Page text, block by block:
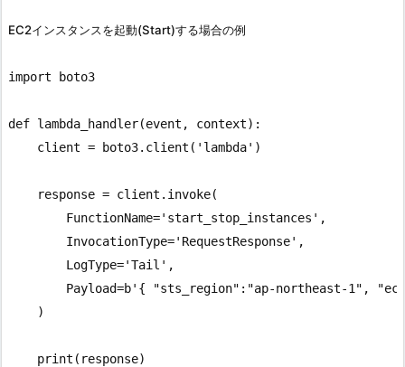
EC2インスタンスを起動(Start)する場合の例
import boto3
def lambda_handler(event, context):
    client = boto3.client('lambda')
    response = client.invoke(
        FunctionName='start_stop_instances',
        InvocationType='RequestResponse',
        LogType='Tail',
Payload=b'{ "sts_region":"ap-northeast-1",
    )
    print(response)